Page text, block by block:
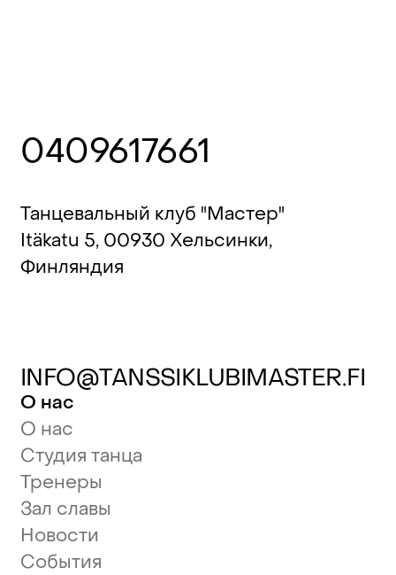
0409617661
Танцевальный клуб "Мастер"
Itäkatu 5, 00930 Хельсинки,
Финляндия
INFO@TANSSIKLUBIMASTER.FI
О нас
О нас
Студия танца
Тренеры
Зал славы
Новости
События